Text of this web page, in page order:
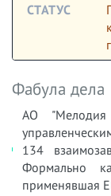
СТАТУС
Фабула дела
АО "Мелодия
134
Формально
применявшая